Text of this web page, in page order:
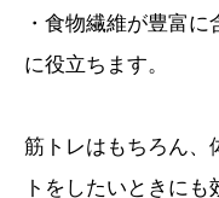
・食物繊維が豊富
に役立ちます。
筋トレはもちろん、
トをしたいときに